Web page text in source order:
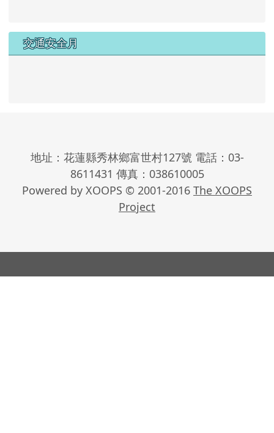
交通安全月
地址：花蓮縣秀林鄉富世村127號 電話：03-
8611431 傳真：038610005
Powered by XOOPS © 2001-2016 The XOOPS
Project